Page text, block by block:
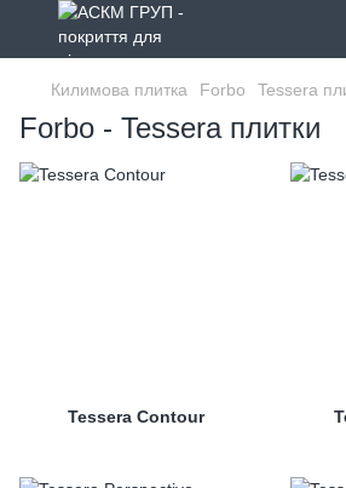
Килимова плитка Forbo Tessera
Forbo - Tessera плитки
Tessera Contour